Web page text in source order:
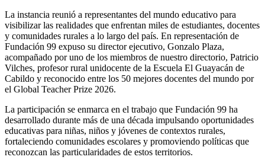
La instancia reunió a representantes del mundo educativo para
visibilizar las realidades que enfrentan miles de estudiantes, docentes
y comunidades rurales a lo largo del país. En representación de
Fundación 99 expuso su director ejecutivo, Gonzalo Plaza,
acompañado por uno de los miembros de nuestro directorio, Patricio
Vilches, profesor rural unidocente de la Escuela El Guayacán de
Cabildo y reconocido entre los 50 mejores docentes del mundo por
el Global Teacher Prize 2026.
La participación se enmarca en el trabajo que Fundación 99 ha
desarrollado durante más de una década impulsando oportunidades
educativas para niñas, niños y jóvenes de contextos rurales,
fortaleciendo comunidades escolares y promoviendo políticas que
reconozcan las particularidades de estos territorios.